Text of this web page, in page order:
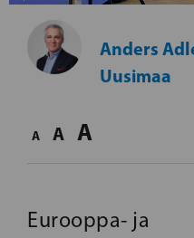
Anders
Uusimaa
A A A
Eurooppa- ja